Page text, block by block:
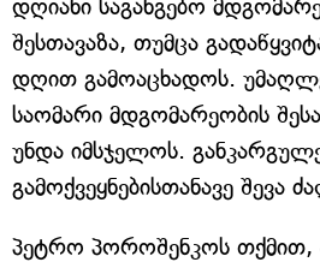
დღიანი საგანგებო
შესთავაზა, თუმცა
დღით გამოაცხადოს.
საომარი მდგომარეობის
უნდა იმსჯელოს.
გამოქვეყნებისთანავე შევა
პეტრო პოროშენკოს თქმით,